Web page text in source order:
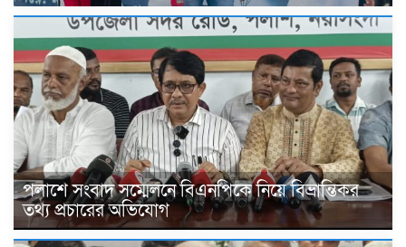
পলাশে সংবাদ সম্মেলনে বিএনপিকে নিয়ে বিভ্রান্তিকর
তথ্য প্রচারের অভিযোগ